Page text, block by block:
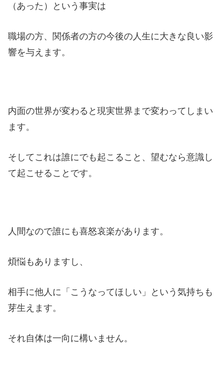
（あった）という事実は
職場の方、関係者の方の今後の人生に大きな良い影
響を与えます。
内面の世界が変わると現実世界まで変わってしまい
ます。
そしてこれは誰にでも起こること、望むなら意識し
て起こせることです。
人間なので誰にも喜怒哀楽があります。
煩悩もありますし、
相手に他人に「こうなってほしい」という気持ちも
芽生えます。
それ自体は一向に構いません。